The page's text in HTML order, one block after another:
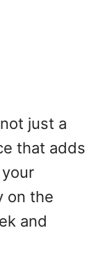
just a
that adds
on the
and